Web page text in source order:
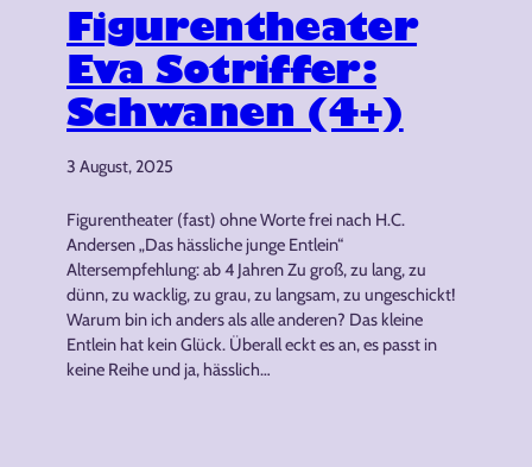
Figurentheater
Eva Sotriffer:
Schwanen (4+)
3 August, 2025
Figurentheater (fast) ohne Worte frei nach H.C.
Andersen „Das hässliche junge Entlein“
Altersempfehlung: ab 4 Jahren Zu groß, zu lang, zu
dünn, zu wacklig, zu grau, zu langsam, zu ungeschickt!
Warum bin ich anders als alle anderen? Das kleine
Entlein hat kein Glück. Überall eckt es an, es passt in
keine Reihe und ja, hässlich…